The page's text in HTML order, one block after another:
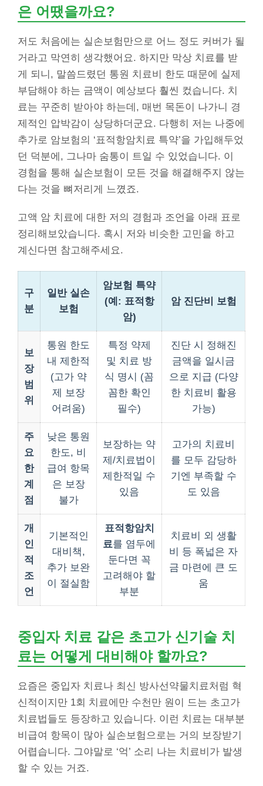
은 어땠을까요?
저도 처음에는 실손보험만으로 어느 정도 커버가 될
거라고 막연히 생각했어요. 하지만 막상 치료를 받
게 되니, 말씀드렸던 통원 치료비 한도 때문에 실제
부담해야 하는 금액이 예상보다 훨씬 컸습니다. 치
료는 꾸준히 받아야 하는데, 매번 목돈이 나가니 경
제적인 압박감이 상당하더군요. 다행히 저는 나중에
추가로 암보험의 ‘표적항암치료 특약’을 가입해두었
던 덕분에, 그나마 숨통이 트일 수 있었습니다. 이
경험을 통해 실손보험이 모든 것을 해결해주지 않는
다는 것을 뼈저리게 느꼈죠.
고액 암 치료에 대한 저의 경험과 조언을 아래 표로
정리해보았습니다. 혹시 저와 비슷한 고민을 하고
계신다면 참고해주세요.
구
분
일반 실손
보험
암보험 특약
(예: 표적항
암)
암 진단비 보험
보
장
범
위
통원 한도
내 제한적
(고가 약
제 보장
어려움)
특정 약제
및 치료 방
식 명시 (꼼
꼼한 확인
필수)
진단 시 정해진
금액을 일시금
으로 지급 (다양
한 치료비 활용
가능)
주
요
한
계
점
낮은 통원
한도, 비
급여 항목
은 보장
불가
보장하는 약
제/치료법이
제한적일 수
있음
고가의 치료비
를 모두 감당하
기엔 부족할 수
도 있음
개
인
적
조
언
기본적인
대비책,
추가 보완
이 절실함
표적항암치
료를 염두에
둔다면 꼭
고려해야 할
부분
치료비 외 생활
비 등 폭넓은 자
금 마련에 큰 도
움
중입자 치료 같은 초고가 신기술 치
료는 어떻게 대비해야 할까요?
요즘은 중입자 치료나 최신 방사선약물치료처럼 혁
신적이지만 1회 치료에만 수천만 원이 드는 초고가
치료법들도 등장하고 있습니다. 이런 치료는 대부분
비급여 항목이 많아 실손보험으로는 거의 보장받기
어렵습니다. 그야말로 ‘억’ 소리 나는 치료비가 발생
할 수 있는 거죠.